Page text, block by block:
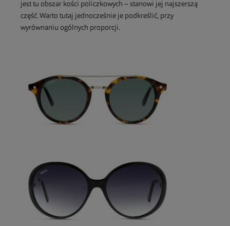
jest tu obszar kości policzkowych – stanowi jej najszerszą
część. Warto tutaj jednocześnie je podkreślić, przy
wyrównaniu ogólnych proporcji.